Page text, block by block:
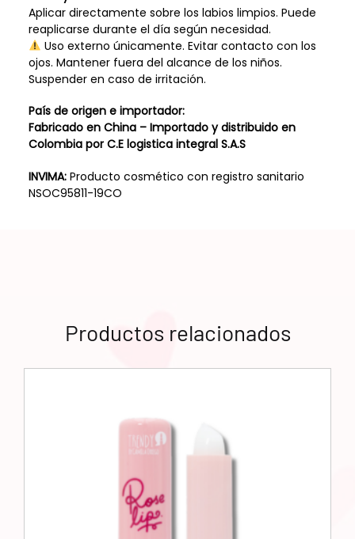
Aplicar directamente sobre los labios limpios. Puede
reaplicarse durante el día según necesidad.
Uso externo únicamente. Evitar contacto con los
ojos. Mantener fuera del alcance de los niños.
Suspender en caso de irritación.
País de origen e importador:
Fabricado en China – Importado y distribuido en
Colombia por C.E logistica integral S.A.S
INVIMA:Producto cosmético con registro sanitario
NSOC95811-19CO
Productos relacionados